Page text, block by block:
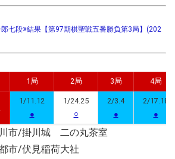
七段※結果【第97期棋聖戦五番勝負第3局】(202
1局 2局 3局 4局
1/11.12
●
1/24.25
○
2/3.4
●
2/17.18
●
市/掛川城 二の丸茶室
市/伏見稲荷大社